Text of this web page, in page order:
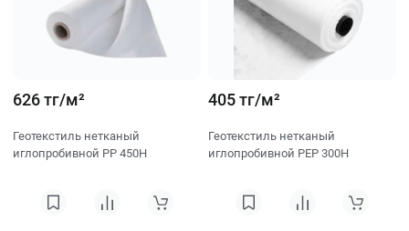
626 тг/м²
Геотекстиль нетканый
иглопробивной PP 450H
405 тг/м²
Геотекстиль нетканый
иглопробивной PEP 300H